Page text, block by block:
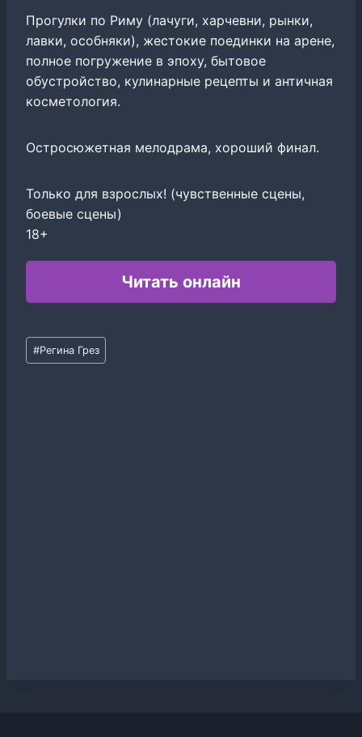
Прогулки по Риму (лачуги, харчевни, рынки,
лавки, особняки), жестокие поединки на арене,
полное погружение в эпоху, бытовое
обустройство, кулинарные рецепты и античная
косметология.
Остросюжетная мелодрама, хороший финал.
Только для взрослых! (чувственные сцены,
боевые сцены)
18+
Читать онлайн
Метки
записи:
#Регина Грез